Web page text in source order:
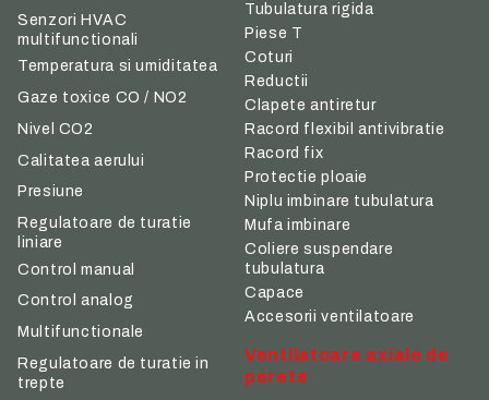
Senzori HVAC
multifunctionali
Temperatura si umiditatea
Gaze toxice CO / NO2
Nivel CO2
Calitatea aerului
Presiune
Regulatoare de turatie
liniare
Control manual
Control analog
Multifunctionale
Regulatoare de turatie in
trepte
Tubulatura rigida
Piese T
Coturi
Reductii
Clapete antiretur
Racord flexibil antivibratie
Racord fix
Protectie ploaie
Niplu imbinare tubulatura
Mufa imbinare
Coliere suspendare
tubulatura
Capace
Accesorii ventilatoare
Ventilatoare axiale de
perete